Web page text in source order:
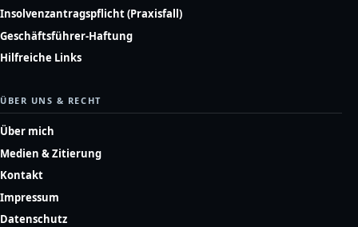
Insolvenzantragspflicht (Praxisfall)
Geschäftsführer-Haftung
Hilfreiche Links
ÜBER UNS & RECHT
Über mich
Medien & Zitierung
Kontakt
Impressum
Datenschutz